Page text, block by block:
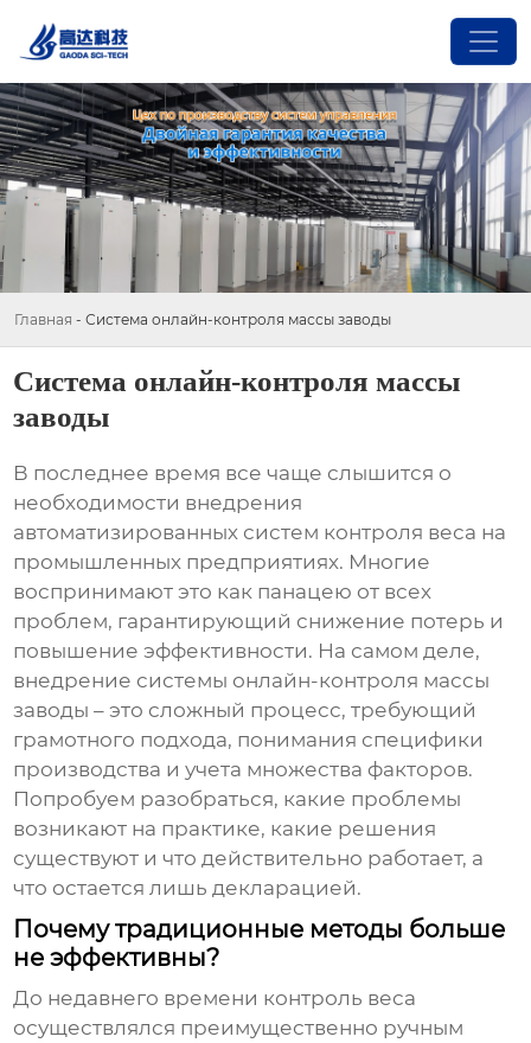
Главная - Система онлайн-контроля массы заводы
Система онлайн-контроля массы
заводы
В последнее время все чаще слышится о
необходимости внедрения
автоматизированных систем контроля веса на
промышленных предприятиях. Многие
воспринимают это как панацею от всех
проблем, гарантирующий снижение потерь и
повышение эффективности. На самом деле,
внедрение системы онлайн-контроля массы
заводы – это сложный процесс, требующий
грамотного подхода, понимания специфики
производства и учета множества факторов.
Попробуем разобраться, какие проблемы
возникают на практике, какие решения
существуют и что действительно работает, а
что остается лишь декларацией.
Почему традиционные методы больше
не эффективны?
До недавнего времени контроль веса
осуществлялся преимущественно ручным